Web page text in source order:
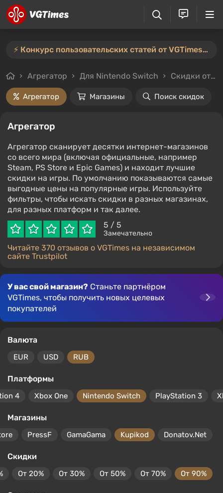
⚡️ Конкурс пользовательских статей от VGTimes продлён — участвуйте тут ⚡️
Агрегатор Для Nintendo Switch Скидки от 90%
Агрегатор Магазины Поиск скидок
Агрегатор
Агрегатор сканирует десятки интернет-магазинов
со всего мира (включая официальные, например
Steam, PS Store и Epic Games) и находит лучшие
скидки на игры. По умолчанию показываются самые
выгодные цены на популярные игры. Используйте
фильтры, чтобы искать скидки в разных магазинах,
для разных платформ и так далее.
5 / 5
Замечательно
Читайте 370 отзывов о VGTimes на независимом
сайте Trustpilot
У вас свой магазин? Станьте партнёром
VGTimes, чтобы получить новых целевых
покупателей
Валюта
EUR USD RUB
Платформы
4 Xbox One Nintendo Switch PlayStation 3
Магазины
PressF GamaGama Kupikod Donatov.Net
Скидки
От 20% От 30% От 50% От 70% От 90%